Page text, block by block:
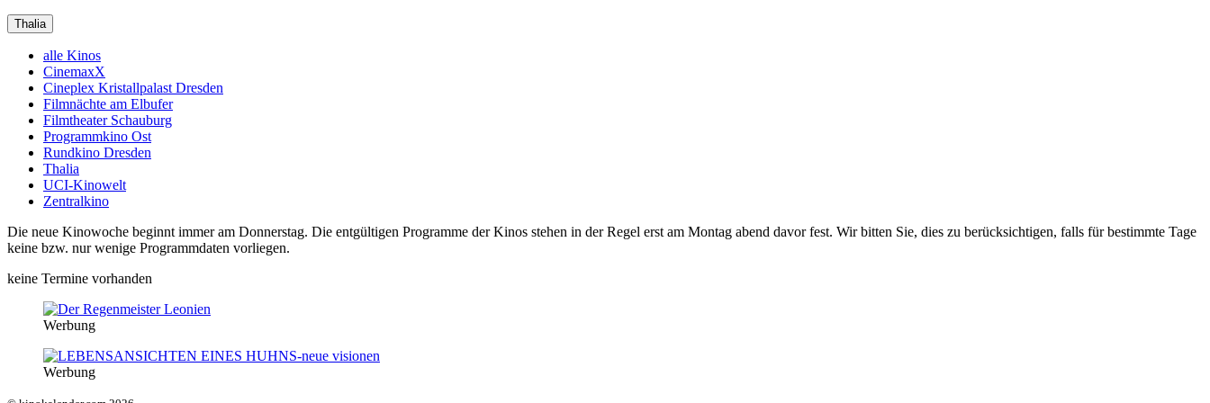
Thalia
alle Kinos
CinemaxX
Cineplex Kristallpalast Dresden
Filmnächte am Elbufer
Filmtheater Schauburg
Programmkino Ost
Rundkino Dresden
Thalia
UCI-Kinowelt
Zentralkino
Die neue Kinowoche beginnt immer am Donnerstag. Die entgültigen Programme der Kinos stehen in der Regel erst am Montag abend davor fest. Wir bitten Sie, dies zu berücksichtigen, falls für bestimmte Tage
keine bzw. nur wenige Programmdaten vorliegen.
keine Termine vorhanden
Werbung
Werbung